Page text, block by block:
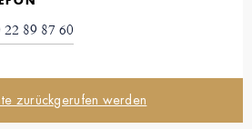
89 87 60
zurückgerufen werden